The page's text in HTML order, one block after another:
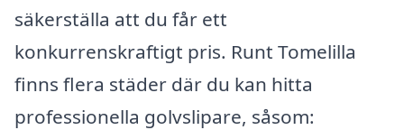
säkerställa att du får ett
konkurrenskraftigt pris. Runt Tomelilla
finns flera städer där du kan hitta
professionella golvslipare, såsom: